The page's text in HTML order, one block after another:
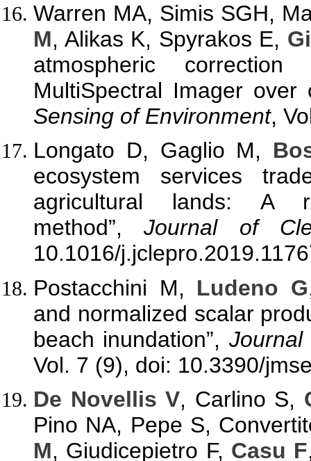
Warren MA, Simis SGH,
M, Alikas K, Spyrakos E,
atmospheric
MultiSpectral Imager
Sensing of Environment,
Longato D, Gaglio M,
ecosystem services
agricultural lands: A
method”,Journal of
10.1016/
Postacchini M, Ludeno G
and normalized scalar
beach inundation”, Journal
Vol. 7 (9), doi: 10.3390/
De Novellis V, Carlino S,
Pino NA, Pepe S,
M, Giudicepietro F, Casu F